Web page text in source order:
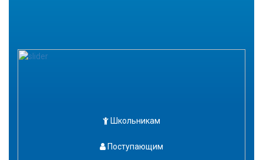
Школьникам
Поступающим